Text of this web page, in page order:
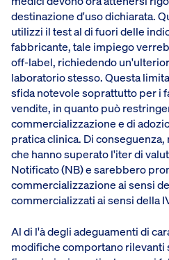
destinazione d'uso dichiarata.
utilizzi il test al di fuori delle
fabbricante, tale impiego
off-label, richiedendo
laboratorio stesso. Questa
sfida notevole soprattutto per i
vendite, in quanto può
commercializzazione e di
pratica clinica. Di
che hanno superato l'iter di
Notificato (NB) e sarebbero
commercializzazione ai sensi
commercializzati ai sensi della
Al di l'à degli adeguamenti di
modifiche comportano rilevanti